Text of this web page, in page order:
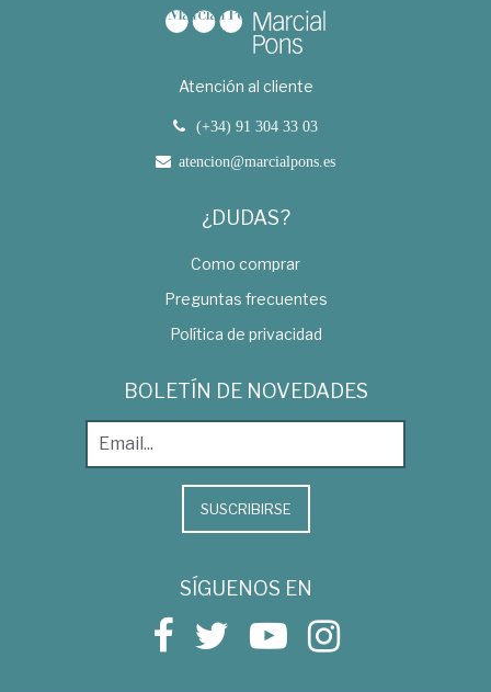
Atención al cliente
(+34) 91 304 33 03
atencion@marcialpons.es
¿DUDAS?
Como comprar
Preguntas frecuentes
Política de privacidad
BOLETÍN DE NOVEDADES
SUSCRIBIRSE
SÍGUENOS EN